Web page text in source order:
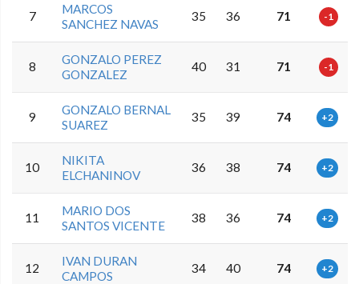
7
MARCOS
SANCHEZ NAVAS
35 36 71 -1
8
GONZALO PEREZ
GONZALEZ
40 31 71 -1
9
GONZALO BERNAL
SUAREZ
35 39 74 +2
10
NIKITA
ELCHANINOV
36 38 74 +2
11
MARIO DOS
SANTOS VICENTE
38 36 74 +2
12
IVAN DURAN
CAMPOS
34 40 74 +2